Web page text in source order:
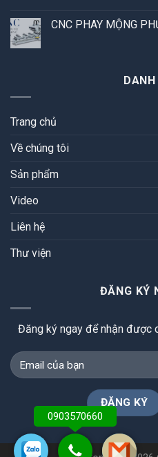
CNC PHAY MỘNG
Trang chủ
Về chúng tôi
Sản phẩm
Video
Liên hệ
Thư viện
ĐĂNG KÝ
Đăng ký ngay để nhận được
0903570660